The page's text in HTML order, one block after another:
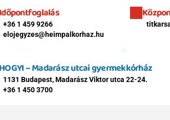
Időpontfoglalás
+36 1 459 9266
elojegyzes@heimpalkorhaz.hu
HOGYI – Madarász utcai gyermekkórház
1131 Budapest, Madarász Viktor utca 22-24.
+36 1 450 3700